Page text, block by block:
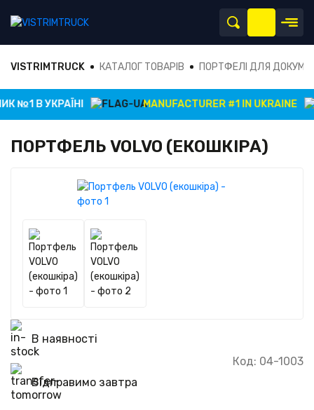
VISTRIMTRUCK КАТАЛОГ ТОВАРІВ ПОРТФЕЛІ ДЛЯ
№1 В УКРАЇНІ MANUFACTURER #1 IN UKRAINE
ПОРТФЕЛЬ VOLVO (ЕКОШКІРА)
В наявності
Відправимо завтра
Код: 04-1003